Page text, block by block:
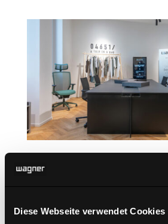
Diese Webseite verwendet Cookies
Milano Design Week 2025 It´s time for
Design! Die Milano Design Week 2025